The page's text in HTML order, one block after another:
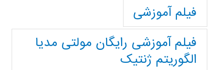
فیلم آموزشی
فیلم آموزشی رایگان مولتی مدیا
الگوریتم ژنتیک